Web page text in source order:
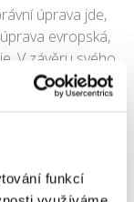
funkcí
úprava jde,
evropská,
V závěru svého
pojetím a účelem
společnosti
že takový